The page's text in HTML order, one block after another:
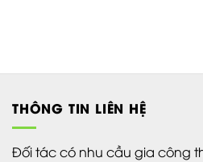
THÔNG TIN LIÊN HỆ
Đối tác có nhu cầu gia công